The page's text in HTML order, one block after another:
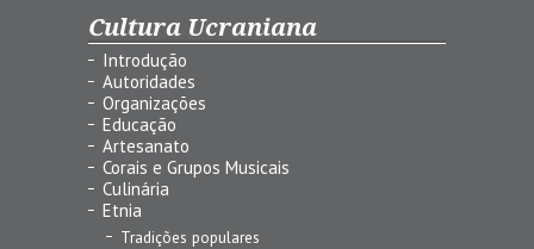
Cultura Ucraniana
Introdução
Autoridades
Organizações
Educação
Artesanato
Corais e Grupos Musicais
Culinária
Etnia
Tradições populares